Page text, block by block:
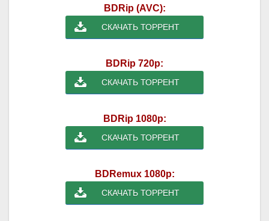
BDRip (AVC):
СКАЧАТЬ ТОРРЕНТ
BDRip 720p:
СКАЧАТЬ ТОРРЕНТ
BDRip 1080p:
СКАЧАТЬ ТОРРЕНТ
BDRemux 1080p:
СКАЧАТЬ ТОРРЕНТ